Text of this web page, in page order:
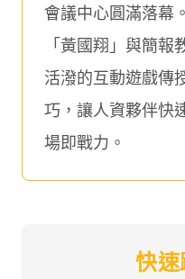
會議中心圓滿落幕
「黃國翔」與簡
活潑的互動遊戲傳
巧，讓人資夥伴快
場即戰力。
快